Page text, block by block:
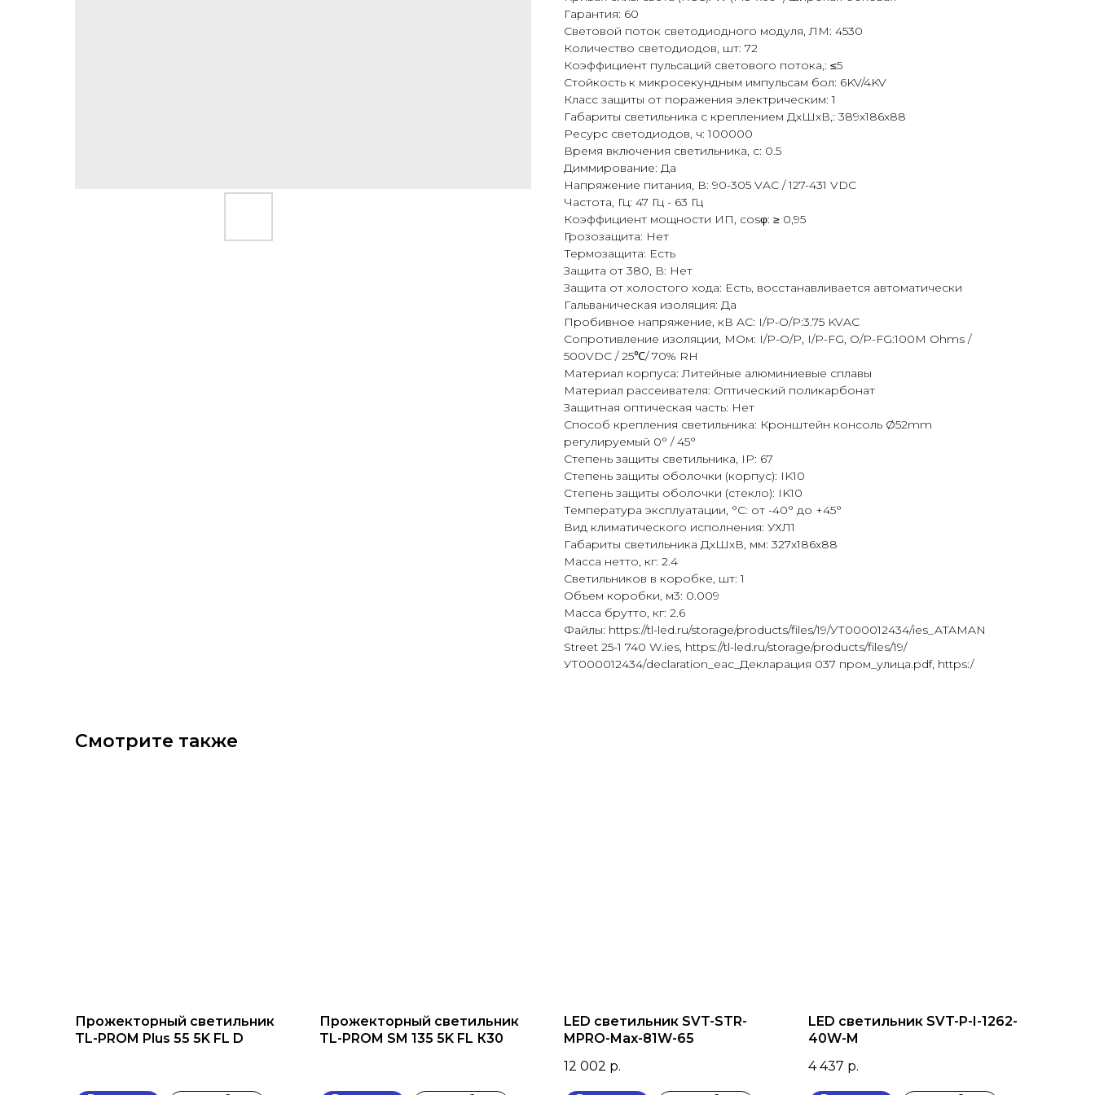
Гарантия: 60
Световой поток светодиодного модуля, ЛМ: 4530
Количество светодиодов, шт: 72
Коэффициент пульсаций светового потока,: ≤5
Стойкость к микросекундным импульсам бол: 6KV/4KV
Класс защиты от поражения электрическим: 1
Габариты светильника с креплением ДхШхВ,: 389х186х88
Ресурс светодиодов, ч: 100000
Время включения светильника, с: 0.5
Диммирование: Да
Напряжение питания, В: 90-305 VAC / 127-431 VDC
Частота, Гц: 47 Гц - 63 Гц
Коэффициент мощности ИП, cosφ: ≥ 0,95
Грозозащита: Нет
Термозащита: Есть
Защита от 380, В: Нет
Защита от холостого хода: Есть, восстанавливается автоматически
Гальваническая изоляция: Да
Пробивное напряжение, кВ AC: I/P-O/P:3.75 KVAC
Сопротивление изоляции, МОм: I/P-O/P, I/P-FG, O/P-FG:100M Ohms /
500VDC / 25℃/ 70% RH
Материал корпуса: Литейные алюминиевые сплавы
Материал рассеивателя: Оптический поликарбонат
Защитная оптическая часть: Нет
Способ крепления светильника: Кронштейн консоль Ø52mm
регулируемый 0° / 45°
Степень защиты светильника, IP: 67
Степень защиты оболочки (корпус): IK10
Степень защиты оболочки (стекло): IK10
Температура эксплуатации, °C: от -40° до +45°
Вид климатического исполнения: УХЛ1
Габариты светильника ДхШхВ, мм: 327х186х88
Масса нетто, кг: 2.4
Светильников в коробке, шт: 1
Объем коробки, м3: 0.009
Масса брутто, кг: 2.6
Файлы: https://tl-led.ru/storage/products/files/19/УТ000012434/ies_ATAMAN
Street 25-1 740 W.ies, https://tl-led.ru/storage/products/files/19/
УТ000012434/declaration_eac_Декларация 037 пром_улица.pdf, https:/
Смотрите также
Прожекторный светильник
TL-PROM Plus 55 5K FL D
Прожекторный светильник
TL-PROM SM 135 5K FL К30
LED светильник SVT-STR-
MPRO-Max-81W-65
12 002 р.
LED светильник SVT-P-I-1262-
40W-M
4 437 р.